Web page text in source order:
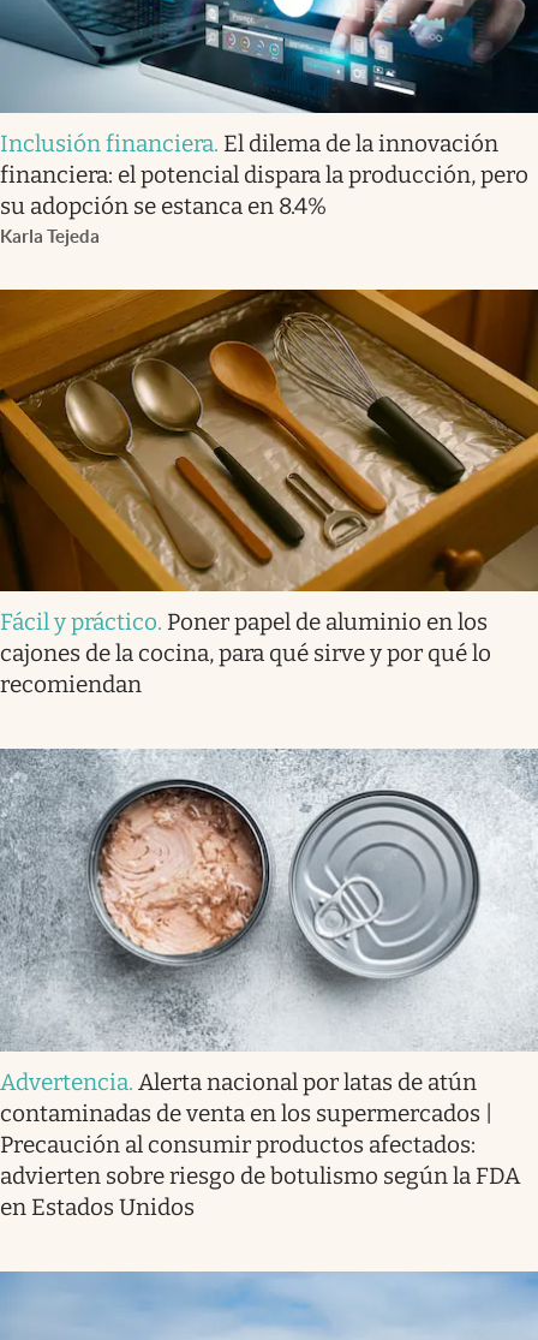
Inclusión financiera. El dilema de la innovación
financiera: el potencial dispara la producción, pero
su adopción se estanca en 8.4%
Karla Tejeda
Fácil y práctico. Poner papel de aluminio en los
cajones de la cocina, para qué sirve y por qué lo
recomiendan
Advertencia. Alerta nacional por latas de atún
contaminadas de venta en los supermercados |
Precaución al consumir productos afectados:
advierten sobre riesgo de botulismo según la FDA
en Estados Unidos